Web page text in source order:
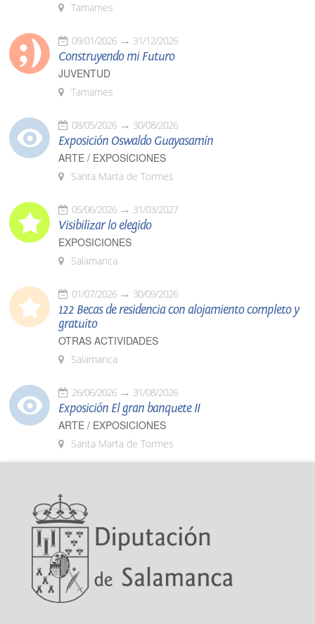
Tamames
09/01/2026 31/12/2026
Construyendo mi Futuro
JUVENTUD
Tamames
08/05/2026 30/08/2026
Exposición Oswaldo Guayasamín
ARTE / EXPOSICIONES
Santa Marta de Tormes
05/06/2026 31/03/2027
Visibilizar lo elegido
EXPOSICIONES
Salamanca
01/07/2026 30/09/2026
122 Becas de residencia con alojamiento completo y
gratuito
OTRAS ACTIVIDADES
Salamanca
26/06/2026 31/08/2026
Exposición El gran banquete II
ARTE / EXPOSICIONES
Santa Marta de Tormes